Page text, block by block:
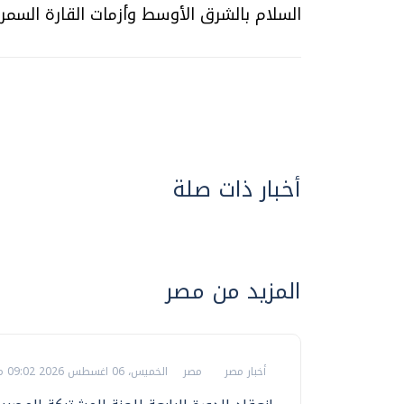
السلام بالشرق الأوسط وأزمات القارة
أخبار ذات صلة
المزيد من مصر
أخبار مصر مصر الخميس، 06 اغسطس 2026 09:02 م